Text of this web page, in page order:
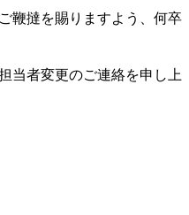
鞭撻を賜りますよう、何卒
当者変更のご連絡を申し上